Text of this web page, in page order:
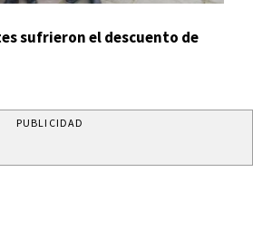
sufrieron el descuento de
PUBLICIDAD